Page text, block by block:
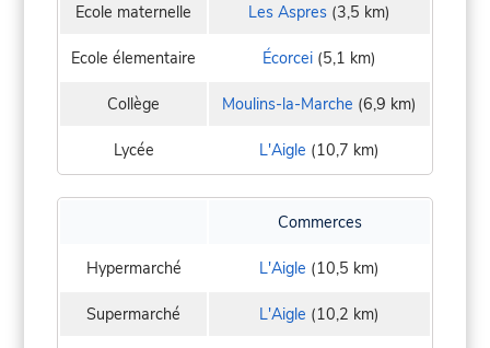
Ecole maternelle Les Aspres (3,5 km)
Ecole élementaire Écorcei (5,1 km)
Collège Moulins-la-Marche (6,9 km)
Lycée L'Aigle (10,7 km)
Commerces
Hypermarché L'Aigle (10,5 km)
Supermarché L'Aigle (10,2 km)